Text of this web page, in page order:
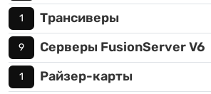
1 Трансиверы
9 Серверы FusionServer V6
1 Райзер-карты